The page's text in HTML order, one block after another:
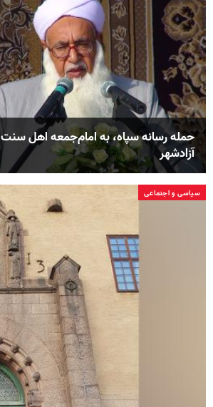
حمله رسانه سپاه، به امام‌جمعه اهل سنت
آزادشهر
سیاسی و اجتماعی